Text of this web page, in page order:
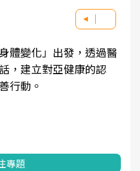
體變化」出發，透過醫
，建立對亞健康的認
行動。
專題